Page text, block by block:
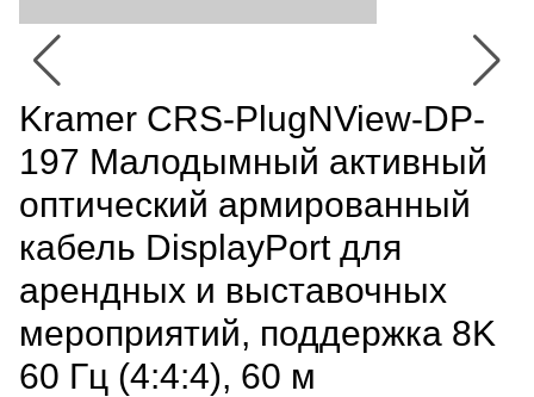
Kramer CRS-PlugNView-DP-
197 Малодымный активный
оптический армированный
кабель DisplayPort для
арендных и выставочных
мероприятий, поддержка 8K
60 Гц (4:4:4), 60 м